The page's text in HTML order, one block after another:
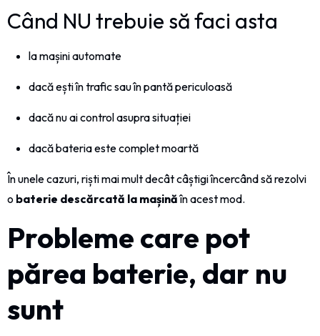
Când NU trebuie să faci asta
la mașini automate
dacă ești în trafic sau în pantă periculoasă
dacă nu ai control asupra situației
dacă bateria este complet moartă
În unele cazuri, riști mai mult decât câștigi încercând să rezolvi
o baterie descărcată la mașinăîn acest mod.
Probleme care pot
părea baterie, dar nu
sunt